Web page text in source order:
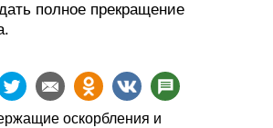
полное прекращение
оскорбления и